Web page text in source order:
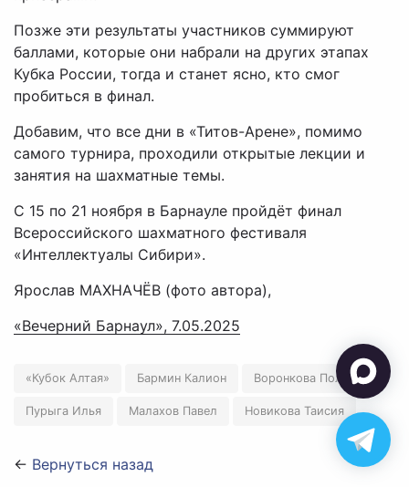
Позже эти результаты участников суммируют
баллами, которые они набрали на других этапах
Кубка России, тогда и станет ясно, кто смог
пробиться в финал.
Добавим, что все дни в «Титов-Арене», помимо
самого турнира, проходили открытые лекции и
занятия на шахматные темы.
С 15 по 21 ноября в Барнауле пройдёт финал
Всероссийского шахматного фестиваля
«Интеллектуалы Сибири».
Ярослав МАХНАЧЁВ (фото автора),
«Вечерний Барнаул», 7.05.2025
«Кубок Алтая» Бармин Калион Воронкова Полина
Пурыга Илья Малахов Павел Новикова Таисия
← Вернуться назад